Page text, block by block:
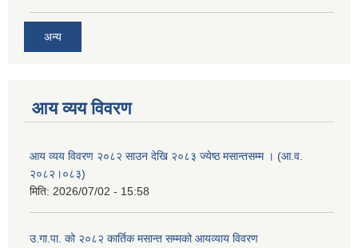
अन्य
आय व्यय विवरण
आय व्यय विवरण २०८२ साउन देखि २०८३ ज्येष्ठ मसान्तसम्म । (आ.व.
२०८२।०८३)
मिति: 2026/07/02 - 15:58
उ.गा.पा. को २०८२ कार्तिक मसान्त सम्मको आयव्याय विवरण